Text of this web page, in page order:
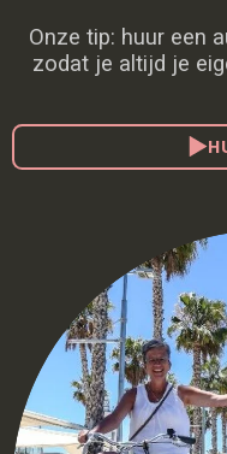
Onze tip: huur een
zodat je altijd je